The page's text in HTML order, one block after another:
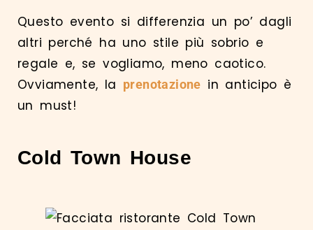
Questo evento si differenzia un po’ dagli
altri perché ha uno stile più sobrio e
regale e, se vogliamo, meno caotico.
Ovviamente, la prenotazione in anticipo è
un must!
Cold Town House